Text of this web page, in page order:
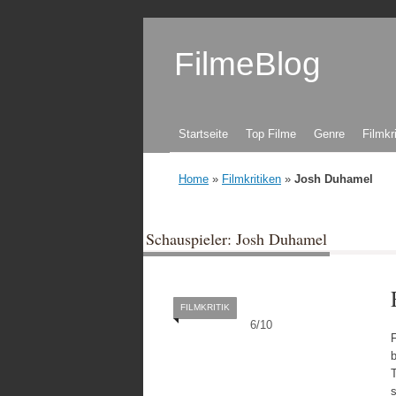
FilmeBlog
Zum Inhalt springen
Startseite Top Filme Genre
Home » Filmkritiken » Josh Duhamel
Schauspieler: Josh Duhamel
6/10
FILMKRITIK